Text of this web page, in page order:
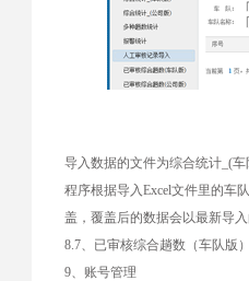
导入数据的文件为综合统计_(
程序根据导入Excel文件里的车
盖，覆盖后的数据会以最新导
8.7、已审核综合趟数（车队版
9、账号管理